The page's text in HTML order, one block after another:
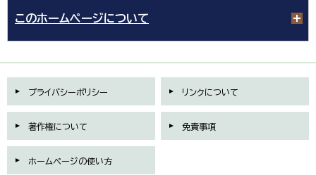
このホームページについて
プライバシーポリシー リンクについて
著作権について 免責事項
ホームページの使い方